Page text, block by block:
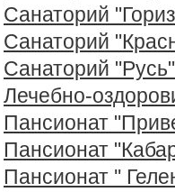
Санаторий
Санаторий
Санаторий "Русь"
Лечебно-
Пансионат
Пансионат
Пансионат ''